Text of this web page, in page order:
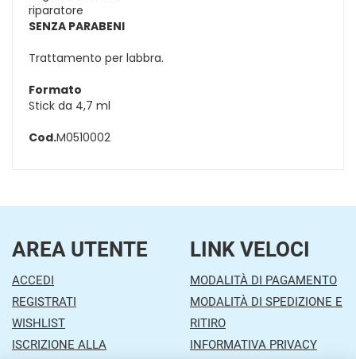
riparatore
SENZA PARABENI
Trattamento per labbra.
Formato
Stick da 4,7 ml
Cod.M0510002
AREA UTENTE
ACCEDI
REGISTRATI
WISHLIST
ISCRIZIONE ALLA
LINK VELOCI
MODALITÀ DI PAGAMENTO
MODALITÀ DI SPEDIZIONE E
RITIRO
INFORMATIVA PRIVACY